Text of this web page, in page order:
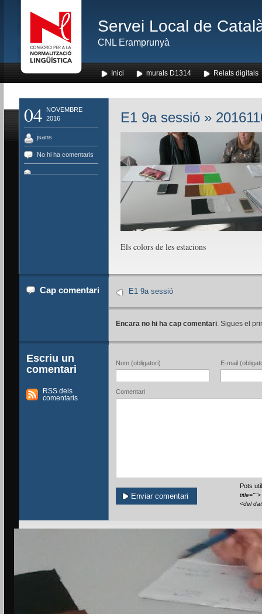
Servei Local de
CNL Eramprunyà
Inici murals D1314 Relats digitals
04
NOVEMBRE
2016
jsans
No hi ha comentaris
E1 9a sessió»
Els colors de les estacions
Cap comentari E1 9a sessió
Encara no hi ha cap comentari. Sigues el
Escriu un
comentari
RSS dels
comentaris
Nom (obligatori) E-mail
Comentari
Pots
<del